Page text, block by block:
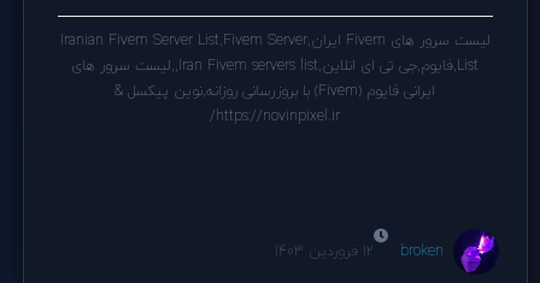
لیست سرور های Fivem ایران,Iranian Fivem Server List,Fivem Server
List,فایوم,جی تی ای انلاین,Iran Fivem servers list,,لیست سرور های
ایرانی فایوم (Fivem) با بروزرسانی روزانه,نوین پیکسل &
https://novinpixel.ir/
broken 12 فروردین 1403